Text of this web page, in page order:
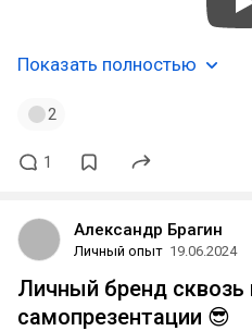
Показать полностью
2
1
Александр Брагин
Личный опыт 19.06.2024
Личный бренд сквозь
самопрезентации 😎